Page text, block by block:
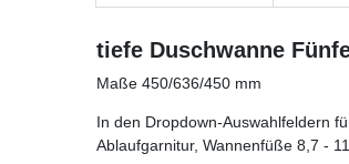
tiefe Duschwanne
Maße 450/636/450 mm
In den Dropdown-Auswahlfeldern
Ablaufgarnitur, Wannenfüße 8,7 -